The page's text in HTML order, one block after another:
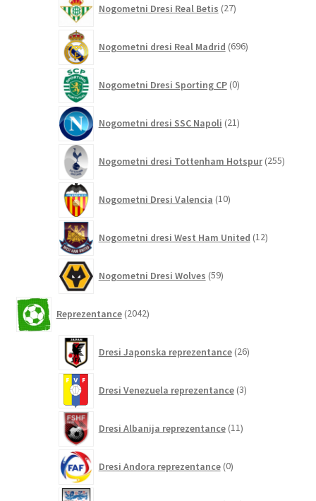
Nogometni Dresi Real Betis 27izdelkov
Nogometni dresi Real Madrid 696izdelkov
Nogometni Dresi Sporting CP 0izdelkov
Nogometni dresi SSC Napoli 21izdelkov
Nogometni dresi Tottenham Hotspur 255
Nogometni Dresi Valencia 10izdelkov
Nogometni dresi West Ham United 12izdelkov
Nogometni Dresi Wolves 59izdelkov
Reprezentance 2042izdelkov
Dresi Japonska reprezentance 26izdelkov
Dresi Venezuela reprezentance 3izdelki
Dresi Albanija reprezentance 11izdelkov
Dresi Andora reprezentance 0izdelkov